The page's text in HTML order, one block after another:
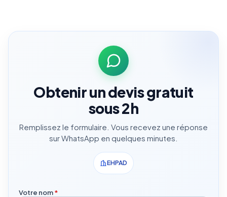
Obtenir un devis gratuit
sous 2h
Remplissez le formulaire. Vous recevez une réponse
sur WhatsApp en quelques minutes.
EHPAD
Votre nom*